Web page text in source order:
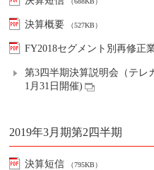
決算概要 （527KB）
FY2018セグメント別再修正
第3四半期決算説明会（テレ
1月31日開催)
2019年3月期第2四半期
決算短信 （795KB）